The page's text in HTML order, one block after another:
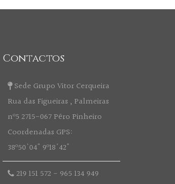
Contactos
Sede Grupo Vitor Cerqueira
Rua das Figueiras , Palmeiras
nº5 2715-067 Pêro Pinheiro
Coordenadas GPS:
38º50'04" 9º18'42"
219 151 572 - 965 134 949